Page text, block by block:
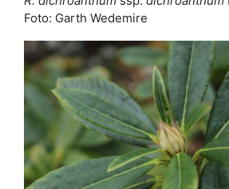
Foto: Garth Wedemire